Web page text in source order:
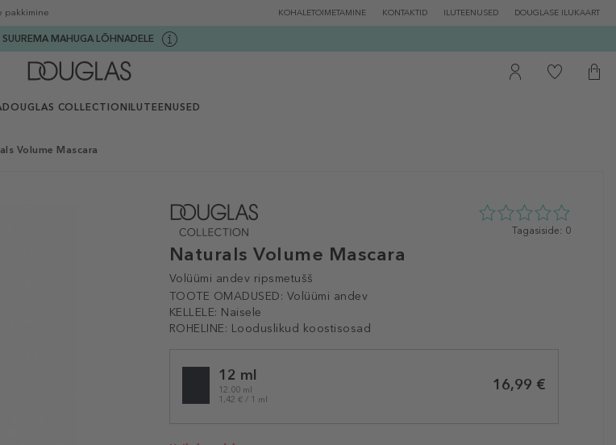
pakkimine KOHALETOIMETAMINE KONTAKTID ILUTEENUSED DOUGLASE ILUKAART
MAHUGA LÕHNADELE
DOUGLAS COLLECTION ILUTEENUSED
Volume Mascara
Naturals Volume Mascara
Volüümi andev ripsmetušš
TOOTE OMADUSED: Volüümi andev
KELLELE: Naisele
ROHELINE: Looduslikud koostisosad
0
Tagasiside: 0
variation12 ml
12.00 ml
1,42 € / 1 ml
16,99 €